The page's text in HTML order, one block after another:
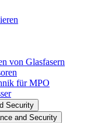
von Glasfasern
für MPO
Security
and Security